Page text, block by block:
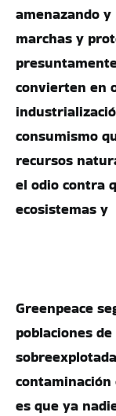
amenazando
marchas y
convierten en
consumismo
recursos
el odio contra
ecosistemas y
Greenpeace
poblaciones
contaminación
es que ya